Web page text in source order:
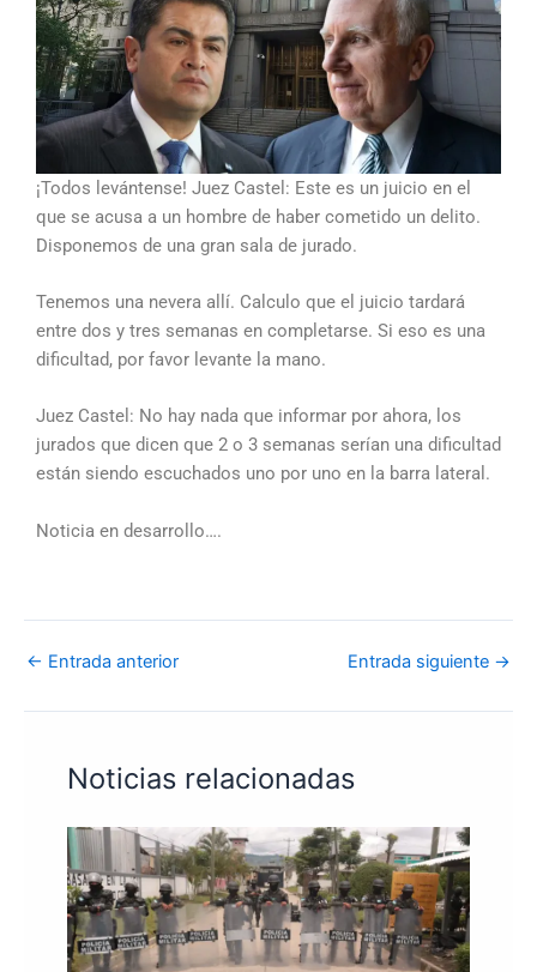
¡Todos levántense! Juez Castel: Este es un juicio en el
que se acusa a un hombre de haber cometido un delito.
Disponemos de una gran sala de jurado.
Tenemos una nevera allí. Calculo que el juicio tardará
entre dos y tres semanas en completarse. Si eso es una
dificultad, por favor levante la mano.
Juez Castel: No hay nada que informar por ahora, los
jurados que dicen que 2 o 3 semanas serían una dificultad
están siendo escuchados uno por uno en la barra lateral.
Noticia en desarrollo….
← Entrada anterior Entrada siguiente →
Noticias relacionadas